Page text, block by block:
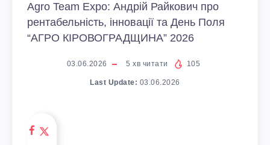
Agro Team Expo: Андрій Райкович про
рентабельність, інновації та День Поля
“АГРО КІРОВОГРАДЩИНА” 2026
03.06.2026 5 хв читати 105
Last Update: 03.06.2026